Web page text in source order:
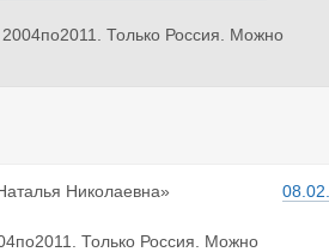
Только Россия. Можно
Николаевна»
Только Россия. Можно